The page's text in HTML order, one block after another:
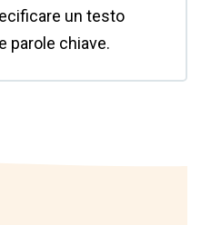
un testo
parole chiave.